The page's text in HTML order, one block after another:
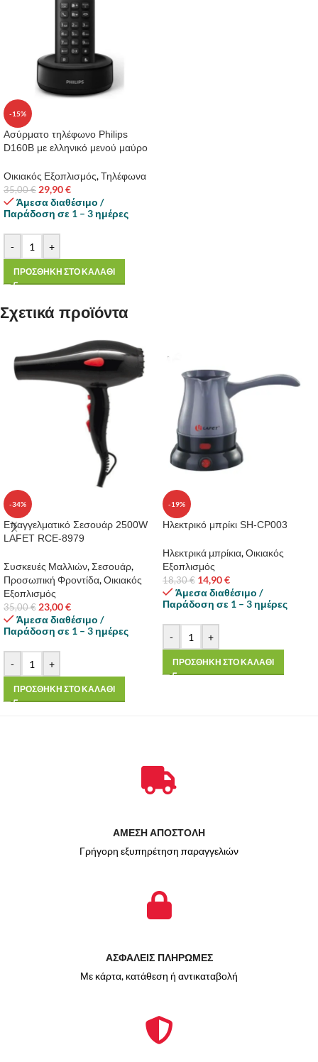
-15%
Ασύρματο τηλέφωνο Philips
D160B με ελληνικό μενού μαύρο
Οικιακός Εξοπλισμός,Τηλέφωνα
35,00€ 29,90€
Άμεσα διαθέσιμο /
Παράδοση σε 1 – 3 ημέρες
- +
ΠΡΟΣΘΗΚΗ ΣΤΟ ΚΑΛΑΘΙ
Σχετικά προϊόντα
-34%
Επαγγελματικό Σεσουάρ 2500W
LAFET RCE-8979
Συσκευές Μαλλιών,Σεσουάρ,
Προσωπική Φροντίδα,Οικιακός
Εξοπλισμός
35,00€ 23,00€
Άμεσα διαθέσιμο /
Παράδοση σε 1 – 3 ημέρες
- +
ΠΡΟΣΘΗΚΗ ΣΤΟ ΚΑΛΑΘΙ
-19%
Ηλεκτρικό μπρίκι SH-CP003
Ηλεκτρικά μπρίκια,Οικιακός
Εξοπλισμός
18,30€ 14,90€
Άμεσα διαθέσιμο /
Παράδοση σε 1 – 3 ημέρες
- +
ΠΡΟΣΘΗΚΗ ΣΤΟ ΚΑΛΑΘΙ
ΑΜΕΣΗ ΑΠΟΣΤΟΛΗ
Γρήγορη εξυπηρέτηση παραγγελιών
ΑΣΦΑΛΕΙΣ ΠΛΗΡΩΜΕΣ
Με κάρτα, κατάθεση ή αντικαταβολή